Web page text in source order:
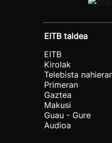
EITB taldea
EITB
Kirolak
Telebista
Primeran
Gaztea
Makusi
Guau - Gure
Audioa